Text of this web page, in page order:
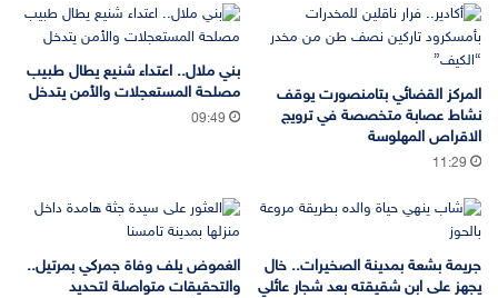
المركز القضائي بتامنصورت يوقف
نشاط عصابة متخصصة في ترويج
الاقراص المهلوسة
11:29
بني ملال.. اعتداء شنيع يطال طبيب
مصلحة المستعجلات والأمن يتدخل
09:49
جريمة بشعة بمدينة الصخيرات.. خال
يجهز على ابن شقيقته بعد شجار عائلي
الغموض يلف وفاة جمركي بمرتيل..
والتحقيقات متواصلة لتحديد